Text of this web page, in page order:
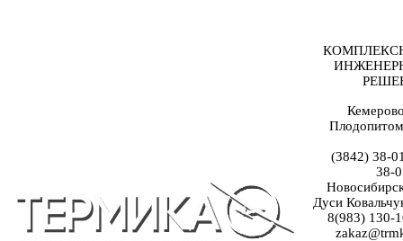
(3842) 38-
38-
Дуси
8(983) 130-